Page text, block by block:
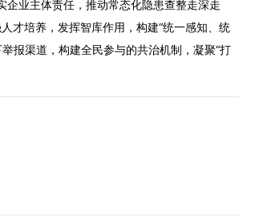
业主体责任，推动常态化隐患查整走深走
养，发挥智库作用，构建“统一感知、统
渠道，构建全民参与的共治机制，凝聚“打